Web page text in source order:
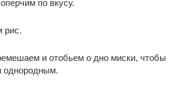
по вкусу.
рис.
и отобьем о дно миски, чтобы
однородным.